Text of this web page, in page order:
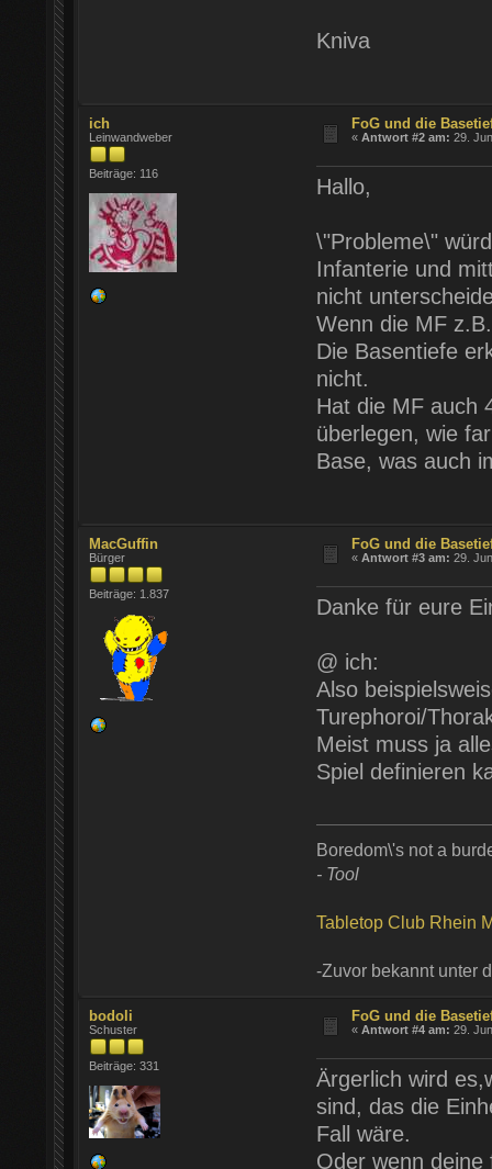
Kniva
ich
Leinwandweber
Beiträge: 116
FoG und die
«Antwort #2 am: 29.
Hallo,
\"Probleme\"
Infanterie und
nicht
Wenn die MF
Die Basentiefe
nicht.
Hat die MF auch
überlegen, wie
Base, was auch
MacGuffin
Bürger
Beiträge: 1.837
FoG und die
«Antwort #3 am: 29.
Danke für eure
@ ich:
Also
Turephoroi/
Meist muss ja
Spiel definieren
Boredom\'s not a
- Tool
Tabletop Club Rhein
-Zuvor bekannt unter
bodoli
Schuster
Beiträge: 331
FoG und die
«Antwort #4 am: 29.
Ärgerlich wird
sind, das die
Fall wäre.
Oder wenn deine